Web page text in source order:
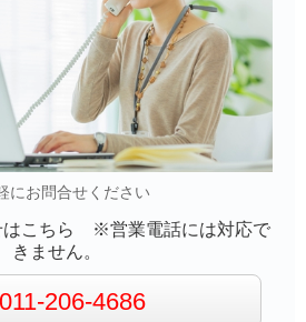
にお問合せください
はこちら ※営業電話には対応で
きません。
011-206-4686